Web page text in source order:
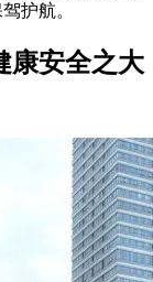
护航。
康安全之大